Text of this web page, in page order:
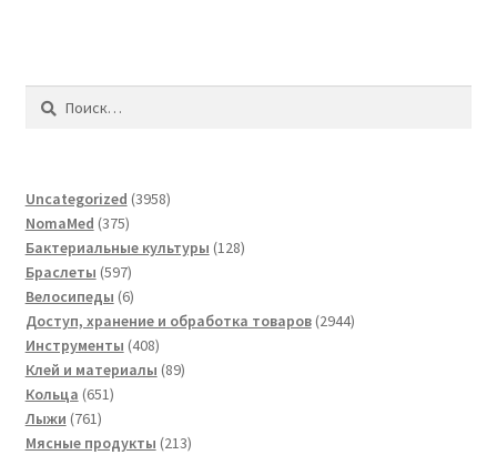
Найти:
Uncategorized 39583958
NomaMed 375375
товаров
Бактериальные культуры 128128
Браслеты 597597
товаров
Велосипеды 66
товаров
Доступ, хранение и обработка товаров 29442944
Инструменты 408408
товаров
Клей и материалы 8989
Кольца 651651
Лыжи 761761
товар
Мясные продукты 213213